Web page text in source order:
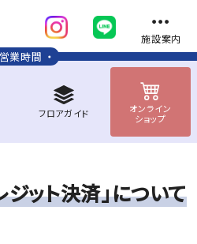
施設案内
営業時間
フロアガイド
オンライン
ショップ
ジット決済」について